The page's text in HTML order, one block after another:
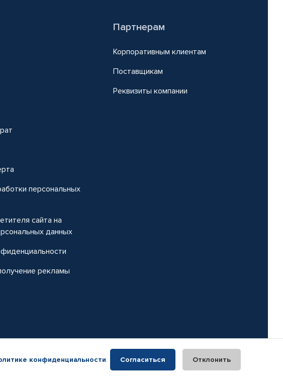
персональных
сайта на
данных
рекламы
Партнерам
Корпоративным клиентам
Поставщикам
Реквизиты компании
конфиденциальности. Согласиться Отклонить